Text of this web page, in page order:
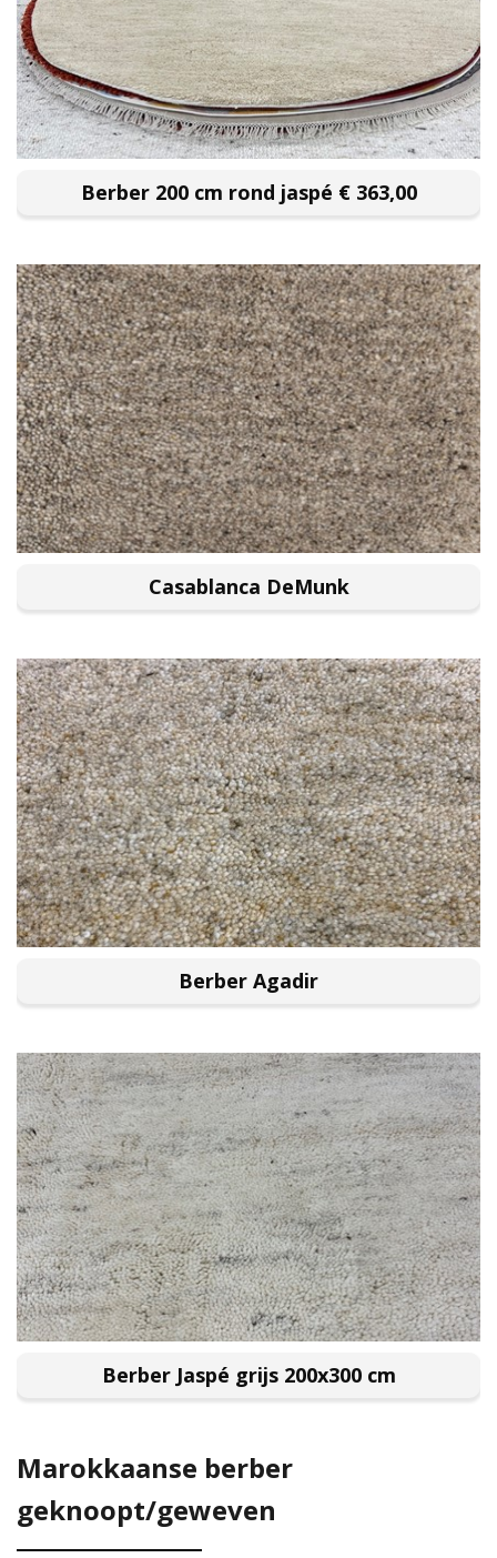
Berber 200 cm rond jaspé € 363,00
Casablanca DeMunk
Berber Agadir
Berber Jaspé grijs 200x300 cm
Marokkaanse berber
geknoopt/geweven